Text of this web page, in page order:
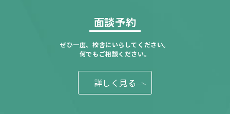
面談予約
ぜひ一度、校舎にいらしてください。
何でもご相談ください。
詳しく見る